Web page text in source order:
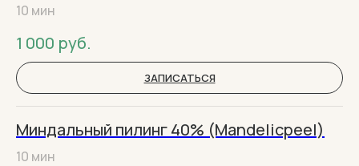
10 мин
1 000 руб.
ЗАПИСАТЬСЯ
Миндальный пилинг 40% (Mandelicpeel)
10 мин